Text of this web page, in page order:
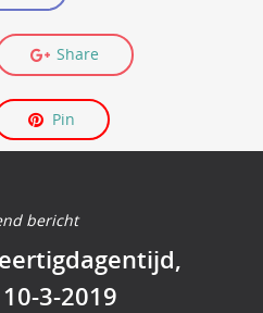
Share
Pin
bericht
3-2019